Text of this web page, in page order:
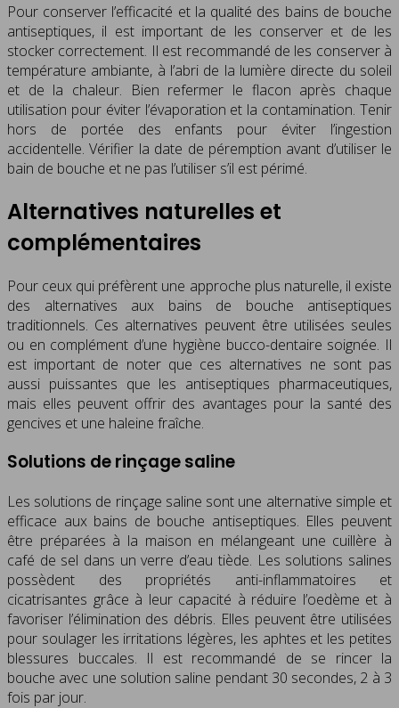
Pour conserver l’efficacité et la qualité des bains de bouche
antiseptiques, il est important de les conserver et de les
stocker correctement. Il est recommandé de les conserver à
température ambiante, à l’abri de la lumière directe du soleil
et de la chaleur. Bien refermer le flacon après chaque
utilisation pour éviter l’évaporation et la contamination. Tenir
hors de portée des enfants pour éviter l’ingestion
accidentelle. Vérifier la date de péremption avant d’utiliser le
bain de bouche et ne pas l’utiliser s’il est périmé.
Alternatives naturelles et
complémentaires
Pour ceux qui préfèrent une approche plus naturelle, il existe
des alternatives aux bains de bouche antiseptiques
traditionnels. Ces alternatives peuvent être utilisées seules
ou en complément d’une hygiène bucco-dentaire soignée. Il
est important de noter que ces alternatives ne sont pas
aussi puissantes que les antiseptiques pharmaceutiques,
mais elles peuvent offrir des avantages pour la santé des
gencives et une haleine fraîche.
Solutions de rinçage saline
Les solutions de rinçage saline sont une alternative simple et
efficace aux bains de bouche antiseptiques. Elles peuvent
être préparées à la maison en mélangeant une cuillère à
café de sel dans un verre d’eau tiède. Les solutions salines
possèdent des propriétés anti-inflammatoires et
cicatrisantes grâce à leur capacité à réduire l’oedème et à
favoriser l’élimination des débris. Elles peuvent être utilisées
pour soulager les irritations légères, les aphtes et les petites
blessures buccales. Il est recommandé de se rincer la
bouche avec une solution saline pendant 30 secondes, 2 à 3
fois par jour.